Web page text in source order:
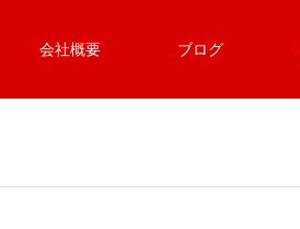
会社概要 ブログ